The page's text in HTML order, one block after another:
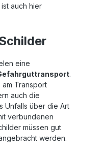
ist auch hier
eine
.
Transport
auch die
Unfalls über die Art
verbundenen
müssen gut
werden.